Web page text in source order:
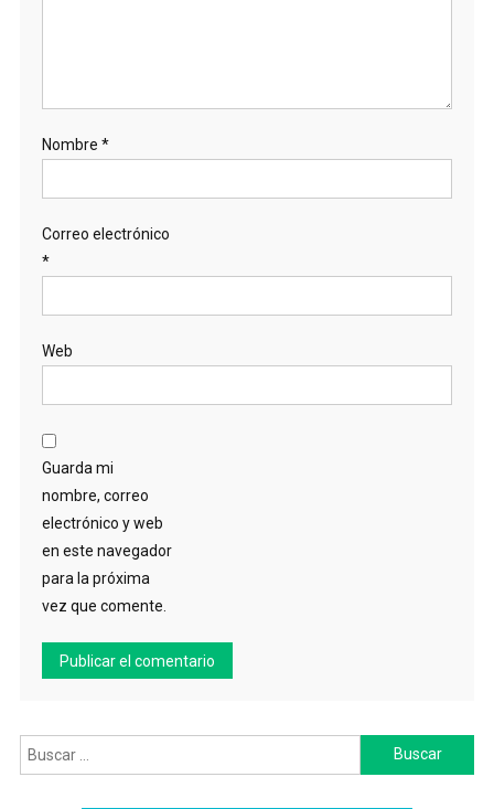
Nombre *
Correo electrónico
*
Web
Guarda mi
nombre, correo
electrónico y web
en este navegador
para la próxima
vez que comente.
Buscar: